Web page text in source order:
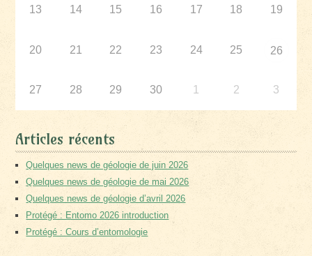
13 14 15 16 17 18 19
20 21 22 23 24 25 26
27 28 29 30 1 2 3
Articles récents
Quelques news de géologie de juin 2026
Quelques news de géologie de mai 2026
Quelques news de géologie d’avril 2026
Protégé : Entomo 2026 introduction
Protégé : Cours d’entomologie